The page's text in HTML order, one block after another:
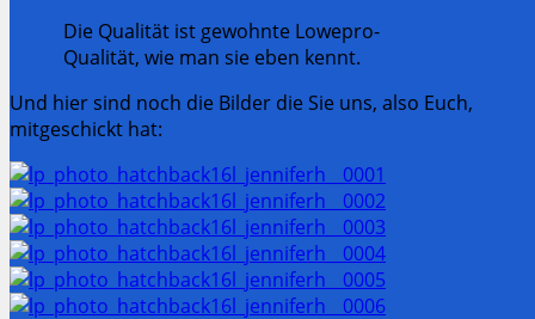
Die Qualität ist gewohnte Lowepro-
Qualität, wie man sie eben kennt.
Und hier sind noch die Bilder die Sie uns, also Euch,
mitgeschickt hat: